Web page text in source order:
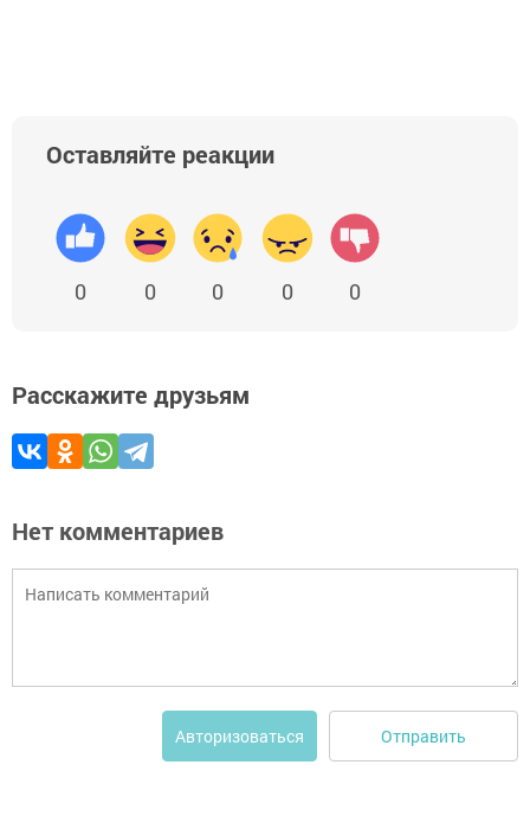
Оставляйте реакции
0 0 0 0 0
Расскажите друзьям
Нет комментариев
Авторизоваться Отправить